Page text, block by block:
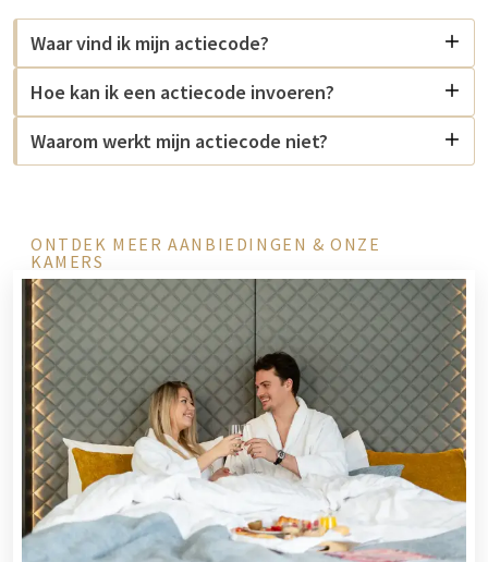
Waar vind ik mijn actiecode?
Hoe kan ik een actiecode invoeren?
Waarom werkt mijn actiecode niet?
ONTDEK MEER AANBIEDINGEN & ONZE
KAMERS